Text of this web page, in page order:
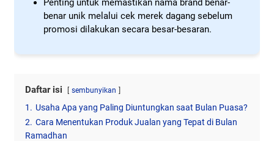
Penting untuk memastikan nama brand benar-
benar unik melalui cek merek dagang sebelum
promosi dilakukan secara besar-besaran.
Daftar isi sembunyikan
1. Usaha Apa yang Paling Diuntungkan saat Bulan Puasa?
2. Cara Menentukan Produk Jualan yang Tepat di Bulan
Ramadhan